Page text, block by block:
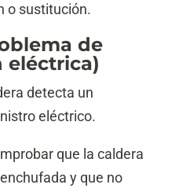
o sustitución.
de
eléctrica)
detecta un
eléctrico.
que la caldera
y que no